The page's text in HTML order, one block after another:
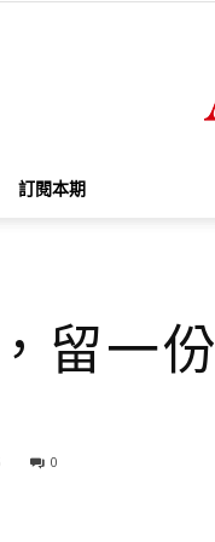
訂閱本期
留一
0